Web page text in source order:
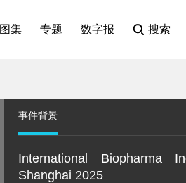
图集 专题 数字报 搜索
事件背景
International Biopharma
Shanghai 2025